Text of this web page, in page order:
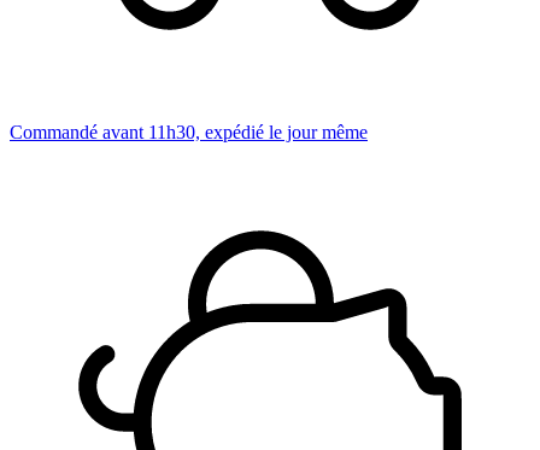
Commandé avant 11h30, expédié le jour même